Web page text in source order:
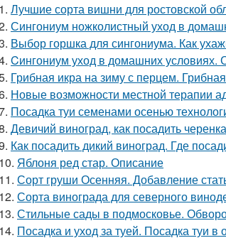
1. Лучшие сорта вишни для ростовской
Сингониум ножколистный уход в
Выбор горшка для сингониума. Как
Cингониум уход в домашних
Грибная икра на зиму с перцем.
Новые возможности местной терапии
Посадка туи семенами осенью
Девичий виноград, как посадить
Как посадить дикий виноград. Где
10. Яблоня ред стар. Описание
11. Сорт груши Осенняя. Добавление
12. Сорта винограда для северного
13. Стильные сады в подмосковье.
14. Посадка и уход за туей. Посадка туи